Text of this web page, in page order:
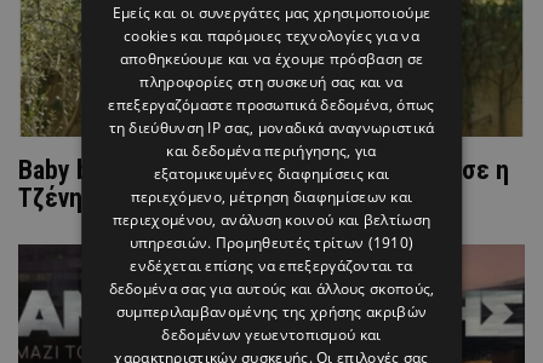
Baby boom στην ελληνική showbiz: Γέννησε η
Τζένη Θεωνά
Εμείς και οι συνεργάτες μας χρησιμοποιούμε
cookies και παρόμοιες τεχνολογίες για να
αποθηκεύουμε και να έχουμε πρόσβαση σε
πληροφορίες στη συσκευή σας και να
επεξεργαζόμαστε προσωπικά δεδομένα, όπως
τη διεύθυνση IP σας, μοναδικά αναγνωριστικά
και δεδομένα περιήγησης, για
εξατομικευμένες διαφημίσεις και
περιεχόμενο, μέτρηση διαφημίσεων και
περιεχομένου, ανάλυση κοινού και βελτίωση
υπηρεσιών. Προμηθευτές τρίτων (1910)
ενδέχεται επίσης να επεξεργάζονται τα
δεδομένα σας για αυτούς και άλλους σκοπούς,
συμπεριλαμβανομένης της χρήσης ακριβών
δεδομένων γεωεντοπισμού και
χαρακτηριστικών συσκευής. Οι επιλογές σας